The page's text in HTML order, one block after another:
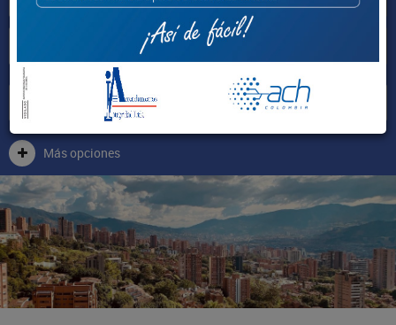
Más opciones